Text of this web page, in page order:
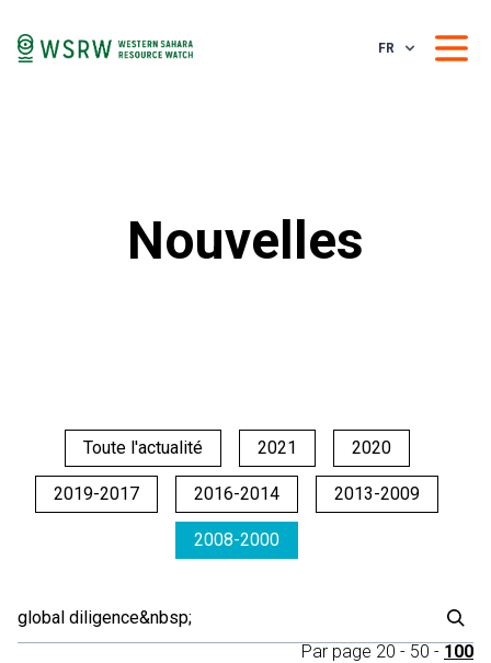
FR
Nouvelles
Toute l'actualité 2021 2020
2019-2017 2016-2014 2013-2009
2008-2000
Par page 20 - 50 - 100